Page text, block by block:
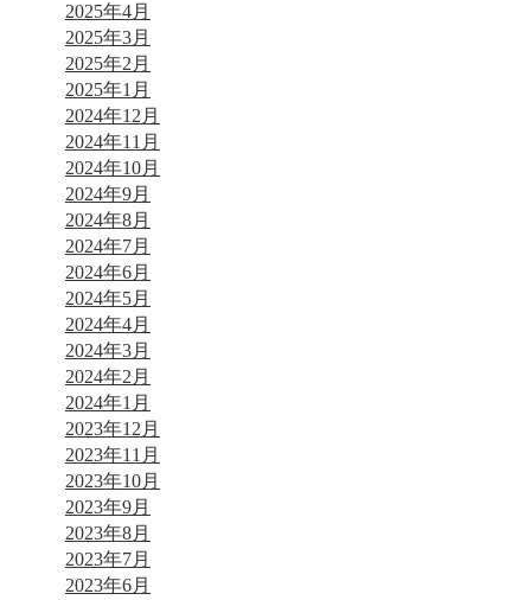
2025年4月
2025年3月
2025年2月
2025年1月
2024年12月
2024年11月
2024年10月
2024年9月
2024年8月
2024年7月
2024年6月
2024年5月
2024年4月
2024年3月
2024年2月
2024年1月
2023年12月
2023年11月
2023年10月
2023年9月
2023年8月
2023年7月
2023年6月